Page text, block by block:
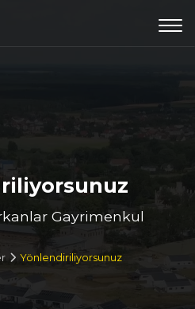
Gayrimenkul
Yönlendiriliyorsunuz